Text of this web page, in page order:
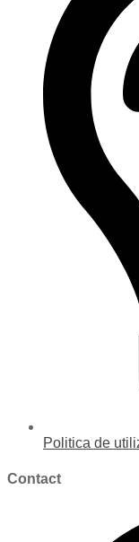
Politica de
Contact